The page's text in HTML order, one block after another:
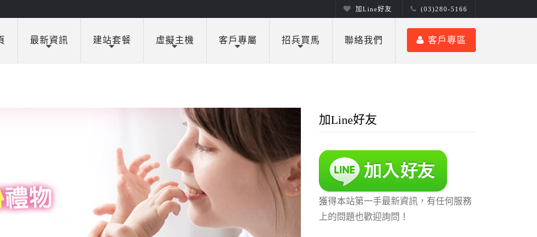
加Line好友 (03)280-5166
最新資訊 建站套餐 虛擬主機 客戶專屬 招兵買馬 聯絡我們 客戶專區
加Line好友
獲得本站第一手最新資訊，有任何服務
上的問題也歡迎詢問！